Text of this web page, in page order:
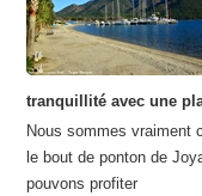
tranquillité avec une
Nous sommes vraiment
le bout de ponton de
pouvons profiter